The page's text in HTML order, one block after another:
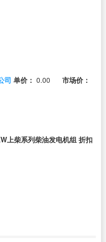
司 单价： 0.00
市场价：
上柴系列柴油发电机组 折扣